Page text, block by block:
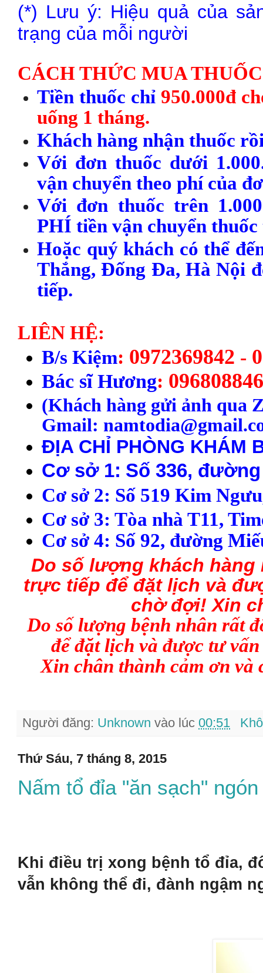
(*) Lưu ý: Hiệu quả của
trạng của mỗi người
CÁCH THỨC MUA
Tiền thuốc chỉ 950.000đ
uống 1 tháng.
Khách hàng nhận thuốc
Với đơn thuốc dưới
vận chuyển theo phí của
Với đơn thuốc trên
PHÍ tiền vận chuyển thuốc
Hoặc quý khách có thể
Thắng, Đống Đa, Hà Nội
tiếp.
LIÊN HỆ:
B/s Kiệm: 0972369842 -
Bác sĩ Hương:
(Khách hàng gửi ảnh qua
Gmail:
ĐỊA CHỈ PHÒNG KHÁM
Cơ sở 1: Số 336,
Cơ sở 2: Số 519 Kim Ng
Cơ sở 3: Tòa nhà T11,
Cơ sở 4: Số 92, đường Mi
Do số lượng khách hàng
trực tiếp để đặt lịch và
chờ đợi!Xin
Do số lượng bệnh nhân rất
để đặt lịch và được tư
Xin chân thành cảm ơn
Người đăng: Unknown vào lúc 00:51
Thứ Sáu, 7 tháng 8, 2015
Nấm tổ đỉa "ăn sạch"
Khi điều trị xong bệnh tổ đỉa,
vẫn không thể đi, đành ngậm